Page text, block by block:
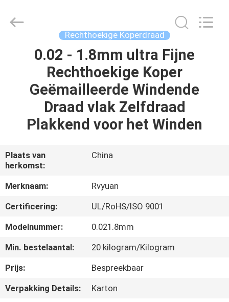
PRODUCTEN
VIDEOS
ONGEVEER
ONS
FABRIEKSREIS
KWALITEITSCONTROLE
CONTACTEER
ONS
Material
Co,.Ltd.
Rechthoekige Koperdraad
0.02 - 1.8mm ultra Fijne
Rechthoekige Koper
Geëmailleerde Windende
Draad vlak Zelfdraad
Plakkend voor het Winden
Plaats van
herkomst:
China
Merknaam:
Rvyuan
Certificering:
UL/RoHS/ISO 9001
Modelnummer:
0.021.8mm
Min. bestelaantal:
20 kilogram/Kilogram
Prijs:
Bespreekbaar
Verpakking Details:
Karton